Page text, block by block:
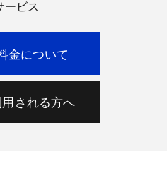
ービス
金について
される方へ